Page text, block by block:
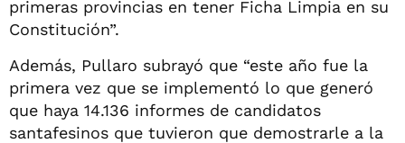
primeras provincias en tener Ficha Limpia en su
Constitución”.
Además, Pullaro subrayó que “este año fue la
primera vez que se implementó lo que generó
que haya 14.136 informes de candidatos
santafesinos que tuvieron que demostrarle a la